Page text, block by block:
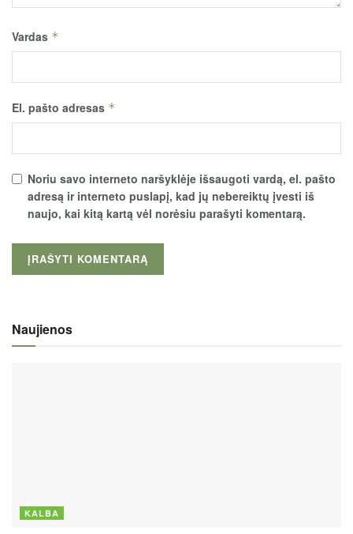
Vardas *
El. pašto adresas *
Noriu savo interneto naršyklėje išsaugoti vardą, el. pašto
adresą ir interneto puslapį, kad jų nebereiktų įvesti iš
naujo, kai kitą kartą vėl norėsiu parašyti komentarą.
Naujienos
KALBA